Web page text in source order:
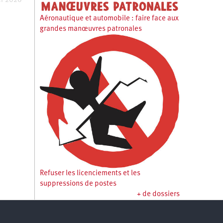
Aéronautique et automobile : faire face aux
grandes manœuvres patronales
Refuser les licenciements et les
suppressions de postes
+ de dossiers